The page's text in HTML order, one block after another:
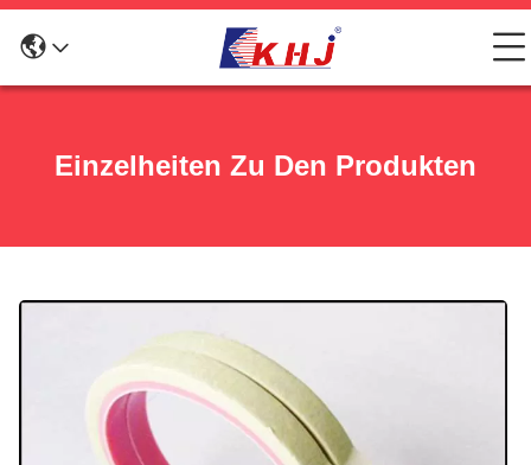
Einzelheiten Zu Den Produkten